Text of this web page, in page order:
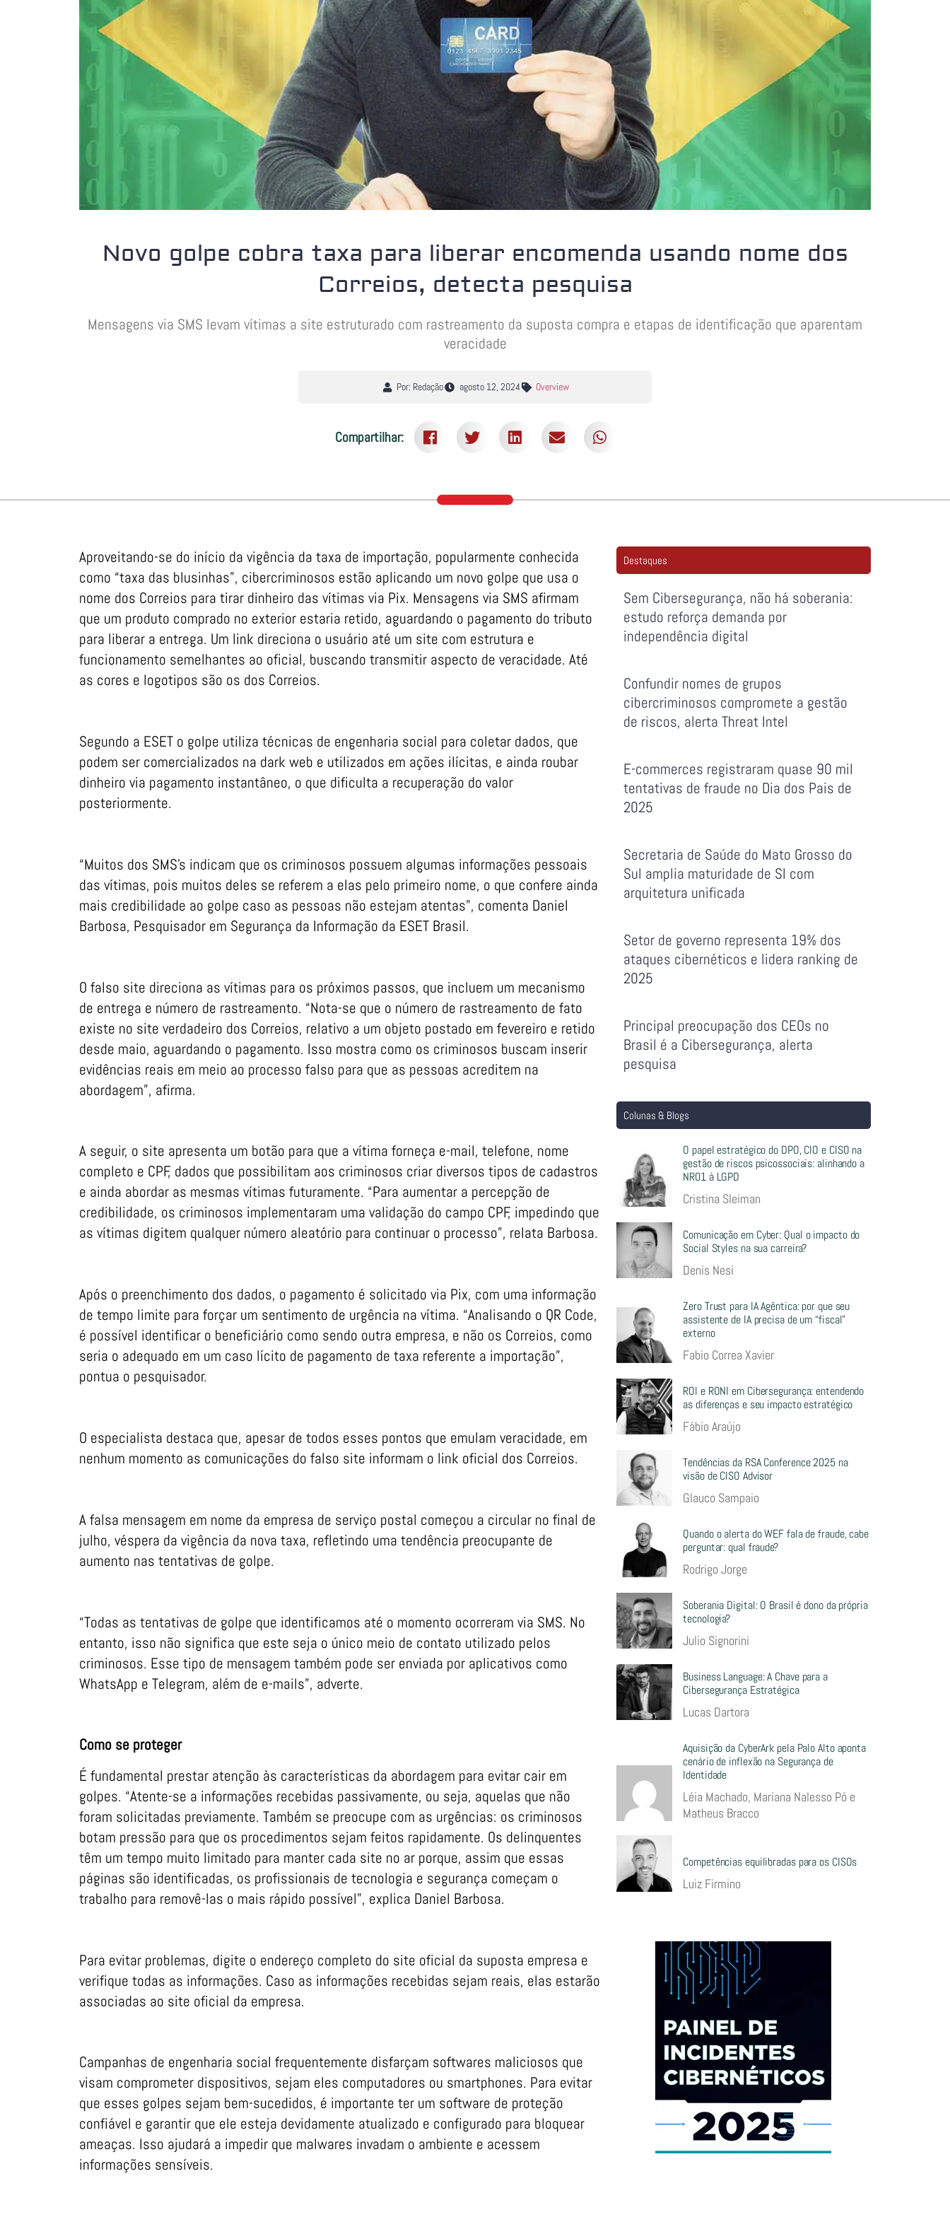
Novo golpe cobra taxa para liberar encomenda usando nome dos
Correios, detecta pesquisa
Mensagens via SMS levam vítimas a site estruturado com rastreamento da suposta compra e etapas de identificação que aparentam
veracidade
Por: Redação agosto 12, 2024 Overview
Compartilhar:
Aproveitando-se do início da vigência da taxa de importação, popularmente conhecida
como “taxa das blusinhas”, cibercriminosos estão aplicando um novo golpe que usa o
nome dos Correios para tirar dinheiro das vítimas via Pix. Mensagens via SMS afirmam
que um produto comprado no exterior estaria retido, aguardando o pagamento do tributo
para liberar a entrega. Um link direciona o usuário até um site com estrutura e
funcionamento semelhantes ao oficial, buscando transmitir aspecto de veracidade. Até
as cores e logotipos são os dos Correios.
Segundo a ESET o golpe utiliza técnicas de engenharia social para coletar dados, que
podem ser comercializados na dark web e utilizados em ações ilícitas, e ainda roubar
dinheiro via pagamento instantâneo, o que dificulta a recuperação do valor
posteriormente.
“Muitos dos SMS’s indicam que os criminosos possuem algumas informações pessoais
das vítimas, pois muitos deles se referem a elas pelo primeiro nome, o que confere ainda
mais credibilidade ao golpe caso as pessoas não estejam atentas”, comenta Daniel
Barbosa, Pesquisador em Segurança da Informação da ESET Brasil.
O falso site direciona as vítimas para os próximos passos, que incluem um mecanismo
de entrega e número de rastreamento. “Nota-se que o número de rastreamento de fato
existe no site verdadeiro dos Correios, relativo a um objeto postado em fevereiro e retido
desde maio, aguardando o pagamento. Isso mostra como os criminosos buscam inserir
evidências reais em meio ao processo falso para que as pessoas acreditem na
abordagem”, afirma.
A seguir, o site apresenta um botão para que a vítima forneça e-mail, telefone, nome
completo e CPF, dados que possibilitam aos criminosos criar diversos tipos de cadastros
e ainda abordar as mesmas vítimas futuramente. “Para aumentar a percepção de
credibilidade, os criminosos implementaram uma validação do campo CPF, impedindo que
as vítimas digitem qualquer número aleatório para continuar o processo”, relata Barbosa.
Após o preenchimento dos dados, o pagamento é solicitado via Pix, com uma informação
de tempo limite para forçar um sentimento de urgência na vítima. “Analisando o QR Code,
é possível identificar o beneficiário como sendo outra empresa, e não os Correios, como
seria o adequado em um caso lícito de pagamento de taxa referente a importação”,
pontua o pesquisador.
O especialista destaca que, apesar de todos esses pontos que emulam veracidade, em
nenhum momento as comunicações do falso site informam o link oficial dos Correios.
A falsa mensagem em nome da empresa de serviço postal começou a circular no final de
julho, véspera da vigência da nova taxa, refletindo uma tendência preocupante de
aumento nas tentativas de golpe.
“Todas as tentativas de golpe que identificamos até o momento ocorreram via SMS. No
entanto, isso não significa que este seja o único meio de contato utilizado pelos
criminosos. Esse tipo de mensagem também pode ser enviada por aplicativos como
WhatsApp e Telegram, além de e-mails”, adverte.
Como se proteger
É fundamental prestar atenção às características da abordagem para evitar cair em
golpes. “Atente-se a informações recebidas passivamente, ou seja, aquelas que não
foram solicitadas previamente. Também se preocupe com as urgências: os criminosos
botam pressão para que os procedimentos sejam feitos rapidamente. Os delinquentes
têm um tempo muito limitado para manter cada site no ar porque, assim que essas
páginas são identificadas, os profissionais de tecnologia e segurança começam o
trabalho para removê-las o mais rápido possível”, explica Daniel Barbosa.
Para evitar problemas, digite o endereço completo do site oficial da suposta empresa e
verifique todas as informações. Caso as informações recebidas sejam reais, elas estarão
associadas ao site oficial da empresa.
Campanhas de engenharia social frequentemente disfarçam softwares maliciosos que
visam comprometer dispositivos, sejam eles computadores ou smartphones. Para evitar
que esses golpes sejam bem-sucedidos, é importante ter um software de proteção
confiável e garantir que ele esteja devidamente atualizado e configurado para bloquear
ameaças. Isso ajudará a impedir que malwares invadam o ambiente e acessem
informações sensíveis.
Destaques
Sem Cibersegurança, não há soberania:
estudo reforça demanda por
independência digital
Confundir nomes de grupos
cibercriminosos compromete a gestão
de riscos, alerta Threat Intel
E-commerces registraram quase 90 mil
tentativas de fraude no Dia dos Pais de
2025
Secretaria de Saúde do Mato Grosso do
Sul amplia maturidade de SI com
arquitetura unificada
Setor de governo representa 19% dos
ataques cibernéticos e lidera ranking de
2025
Principal preocupação dos CEOs no
Brasil é a Cibersegurança, alerta
pesquisa
Colunas & Blogs
O papel estratégico do DPO, CIO e CISO na
gestão de riscos psicossociais: alinhando a
NR01 à LGPD
Cristina Sleiman
Comunicação em Cyber: Qual o impacto do
Social Styles na sua carreira?
Denis Nesi
Zero Trust para IA Agêntica: por que seu
assistente de IA precisa de um “fiscal”
externo
Fabio Correa Xavier
ROI e RONI em Cibersegurança: entendendo
as diferenças e seu impacto estratégico
Fábio Araújo
Tendências da RSA Conference 2025 na
visão de CISO Advisor
Glauco Sampaio
Quando o alerta do WEF fala de fraude, cabe
perguntar: qual fraude?
Rodrigo Jorge
Soberania Digital: O Brasil é dono da própria
tecnologia?
Julio Signorini
Business Language: A Chave para a
Cibersegurança Estratégica
Lucas Dartora
Aquisição da CyberArk pela Palo Alto aponta
cenário de inflexão na Segurança de
Identidade
Léia Machado, Mariana Nalesso Pó e
Matheus Bracco
Competências equilibradas para os CISOs
Luiz Firmino